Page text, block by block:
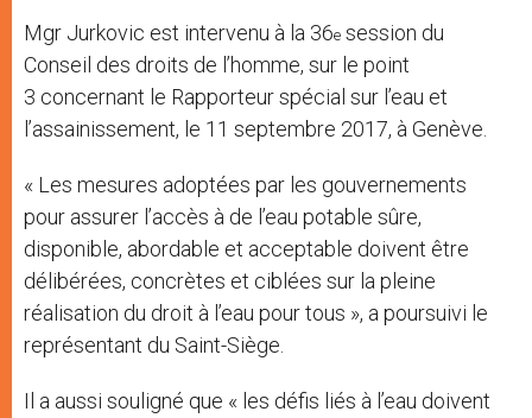
Mgr Jurkovic est intervenu à la 36e session du
Conseil des droits de l’homme, sur le point
3 concernant le Rapporteur spécial sur l’eau et
l’assainissement, le 11 septembre 2017, à Genève.
« Les mesures adoptées par les gouvernements
pour assurer l’accès à de l’eau potable sûre,
disponible, abordable et acceptable doivent être
délibérées, concrètes et ciblées sur la pleine
réalisation du droit à l’eau pour tous », a poursuivi le
représentant du Saint-Siège.
Il a aussi souligné que « les défis liés à l’eau doivent